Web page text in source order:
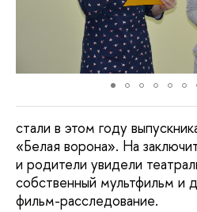
стали в этом году
«Белая ворона». На
и родители увидели
собственный мультфильм и
фильм-расследование.